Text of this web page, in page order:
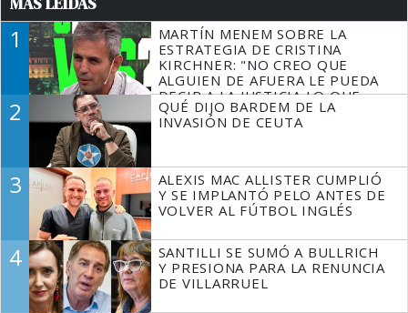
1
MARTÍN MENEM SOBRE LA
ESTRATEGIA DE CRISTINA
KIRCHNER: "NO CREO QUE
ALGUIEN DE AFUERA LE PUEDA
DECIR A LA JUSTICIA LO QUE
TIENE QUE HACER"
2
QUÉ DIJO BARDEM DE LA
INVASIÓN DE CEUTA
3
ALEXIS MAC ALLISTER CUMPLIÓ
Y SE IMPLANTÓ PELO ANTES DE
VOLVER AL FÚTBOL INGLÉS
4
SANTILLI SE SUMÓ A BULLRICH
Y PRESIONA PARA LA RENUNCIA
DE VILLARRUEL